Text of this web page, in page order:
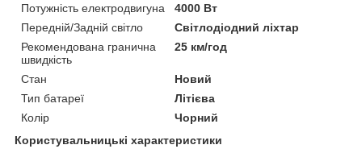
Потужність електродвигуна
4000 Вт
Передній/Задній світло
Світлодіодний ліхтар
Рекомендована гранична
швидкість
25 км/год
Стан
Новий
Тип батареї
Літієва
Колір
Чорний
Користувальницькі характеристики